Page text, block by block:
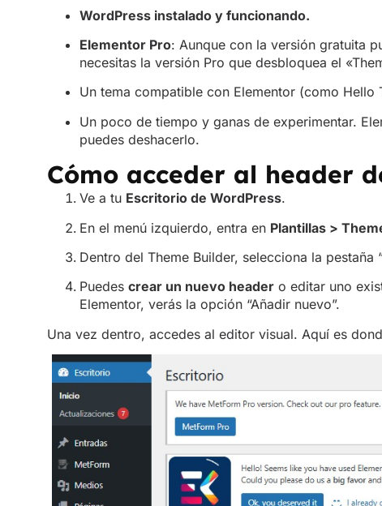
Un poco de tiempo y ganas de experimentar.
puedes deshacerlo.
Cómo acceder al header
Ve a tuEscritorio de WordPress.
En el menú izquierdo, entra en Plantillas >
Puedescrear un nuevo header o editar uno
Elementor, verás la opción “Añadir nuevo”.
Una vez dentro, accedes al editor visual. Aquí es